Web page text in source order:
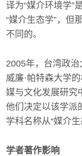
译为“媒介环境学”
“媒介生态学”，但
不同的。
2005年，台湾政
威廉·帕特森大学
媒与文化发展研究
他们决定以该学派
学科名称从“媒介生
学者著作影响